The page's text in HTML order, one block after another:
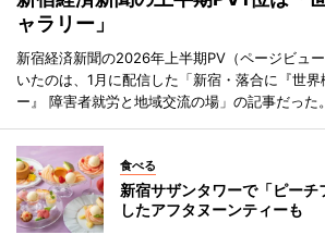
ャラリー」
新宿経済新聞の2026年上半期PV（ページビュ
いたのは、1月に配信した「新宿・落合に『世界
ー』 障害者就労と地域交流の場」の記事だった。
食べる
新宿サザンタワーで「ピーチ
したアフタヌーンティーも